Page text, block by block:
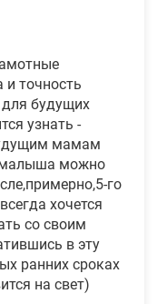
и точность
будущих
узнать -
мамам
малыша можно
го
хочется
со своим
в эту
ранних сроках
на свет)